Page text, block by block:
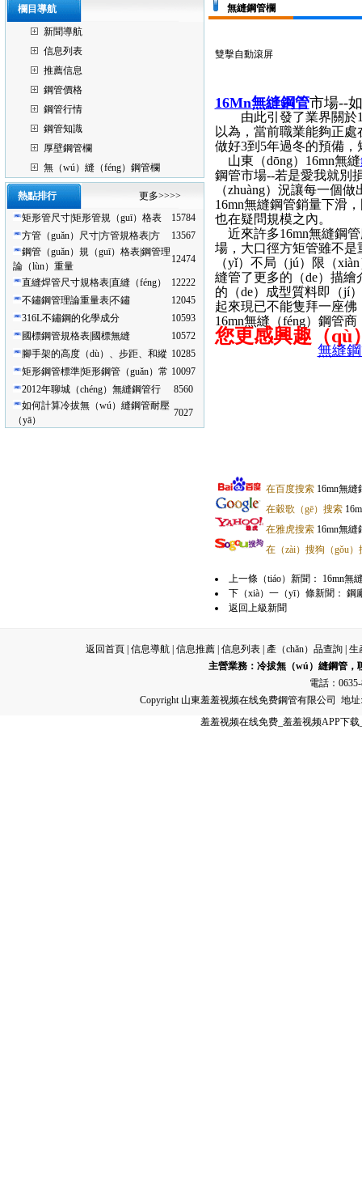
欄目導航
新聞導航
信息列表
推薦信息
鋼管價格
鋼管行情
鋼管知識
厚壁鋼管欄
無（wú）縫（féng）鋼管欄
熱點排行
更多>>>>
矩形管尺寸|矩形管規（guī）格表
15784
方管（guǎn）尺寸|方管規格表|方
13567
鋼管（guǎn）規（guī）格表|鋼管理
論（lùn）重量
12474
直縫焊管尺寸規格表|直縫（féng）
12222
不鏽鋼管理論重量表|不鏽
12045
316L不鏽鋼的化學成分
10593
國標鋼管規格表|國標無縫
10572
腳手架的高度（dù）、步距、和縱 10285
矩形鋼管標準|矩形鋼管（guǎn）常 10097
2012年聊城（chéng）無縫鋼管行
8560
如何計算冷拔無（wú）縫鋼管耐壓
（yā）
7027
無縫鋼管欄
雙擊自動滾屏
16Mn無縫鋼管市場--
由此引發了業界關於
以為，當前職業能夠正
做好3到5年過冬的預備
山東（dōng）16mn無縫
鋼管市場--若是愛我就別
（zhuàng）況讓每一個
16mn無縫鋼管銷量下滑
也在疑問規模之內。
近來許多16mn無縫鋼管
場，大口徑方矩管雖不
（yǐ）不局（jú）限（
縫管了更多的（de）描
的（de）成型質料即（jí
起來現已不能隻拜一座
16mn無縫（féng）鋼管
您更感興趣（qù
無縫
在百度搜索16mn無縫
在穀歌（gē）搜索
在雅虎搜索16mn無縫
在（zài）搜狗（gǒu）
上一條（tiáo）新聞：
16mn無
下（xià）一（yī）條新聞： 鋼
返回上級新聞
返回首頁 信息導航 信息推薦 信息列表 產（chǎn）品查詢 生
主營業務： 冷拔無（wú）縫鋼管，
電話：
Copyright 山東羞羞视频在线免费鋼管有限公司 地
羞羞视频在线免费_羞羞视频APP下